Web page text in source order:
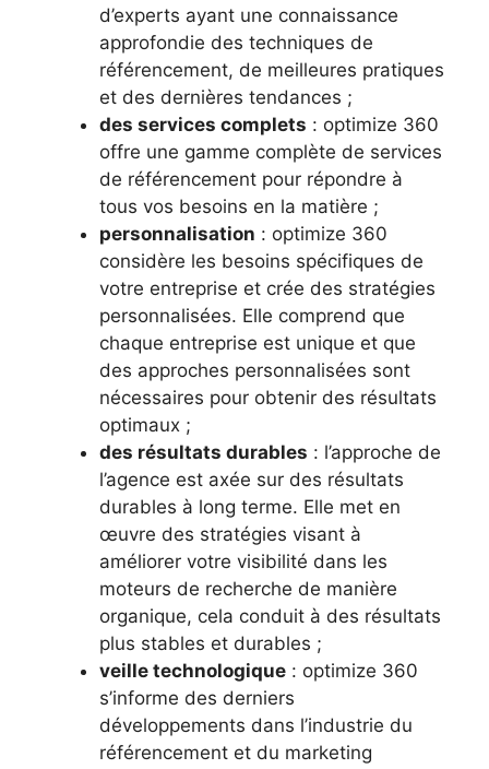
d’experts ayant une connaissance
approfondie des techniques de
référencement, de meilleures pratiques
et des dernières tendances ;
des services complets : optimize 360
offre une gamme complète de services
de référencement pour répondre à
tous vos besoins en la matière ;
personnalisation : optimize 360
considère les besoins spécifiques de
votre entreprise et crée des stratégies
personnalisées. Elle comprend que
chaque entreprise est unique et que
des approches personnalisées sont
nécessaires pour obtenir des résultats
optimaux ;
des résultats durables : l’approche de
l’agence est axée sur des résultats
durables à long terme. Elle met en
œuvre des stratégies visant à
améliorer votre visibilité dans les
moteurs de recherche de manière
organique, cela conduit à des résultats
plus stables et durables ;
veille technologique : optimize 360
s’informe des derniers
développements dans l’industrie du
référencement et du marketing